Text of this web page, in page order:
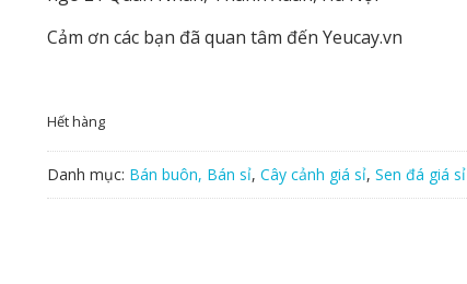
Cảm ơn các bạn đã quan tâm đến Yeucay.vn
Hết hàng
Danh mục: Bán buôn, Bán sỉ, Cây cảnh giá sỉ, Sen đá giá sỉ